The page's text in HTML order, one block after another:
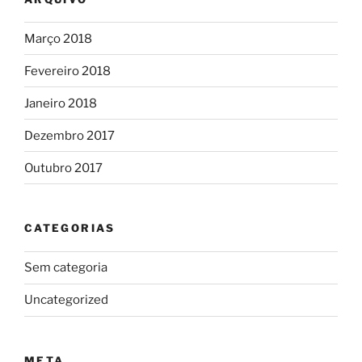
Março 2018
Fevereiro 2018
Janeiro 2018
Dezembro 2017
Outubro 2017
CATEGORIAS
Sem categoria
Uncategorized